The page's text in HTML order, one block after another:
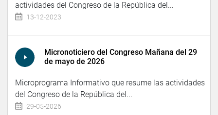
actividades del Congreso de la República del...
13-12-2023
Micronoticiero del Congreso Mañana del 29
de mayo de 2026
Microprograma Informativo que resume las actividades
del Congreso de la República del...
29-05-2026